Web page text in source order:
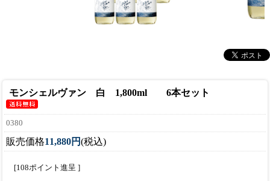
モンシェルヴァン 白 1,800ml 6本セット
0380
販売価格11,880円(税込)
[108ポイント進呈 ]